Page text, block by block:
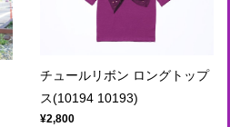
チュールリボン ロングトップ
ス(10194 10193)
¥2,800